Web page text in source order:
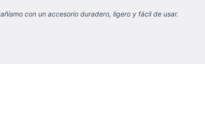
con un accesorio duradero, ligero y fácil de usar.